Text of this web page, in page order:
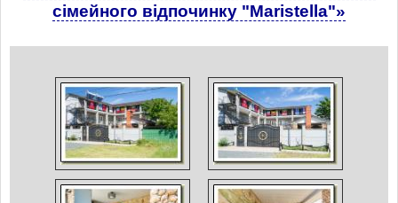
сімейного відпочинку "Maristella"»